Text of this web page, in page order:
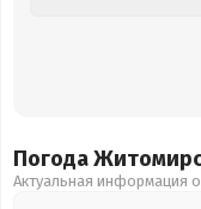
Погода
Актуальная информация